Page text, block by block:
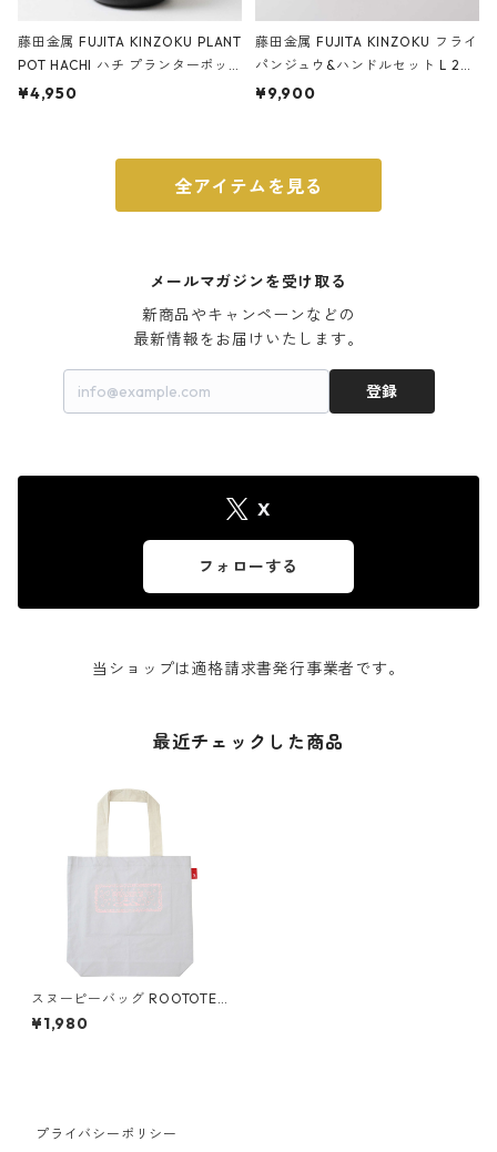
藤田金属 FUJITA KINZOKU PLANT
POT HACHI ハチ プランターポッ
ト 3号 ブラック
¥4,950
藤田金属 FUJITA KINZOKU フライ
パンジュウ&ハンドルセット L 24c
m ガス火・IH対応 鉄フライパン
¥9,900
全アイテムを見る
メールマガジンを受け取る
新商品やキャンペーンなどの
最新情報をお届けいたします。
登録
X
フォローする
当ショップは適格請求書発行事業者です。
最近チェックした商品
スヌーピーバッグ ROOTOTE
ルートート トール.ピーナッツ
キャンバストート ハート
¥1,980
プライバシーポリシー